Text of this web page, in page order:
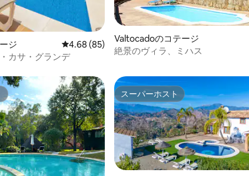
の平均評価
ジ レビュー85件、5つ星中4.68つ星の平均評価
4.68 (85)
カサ・グランデ
Valtocadoのコテージ
絶景のヴィラ、ミハス
スーパーホスト
スーパーホスト